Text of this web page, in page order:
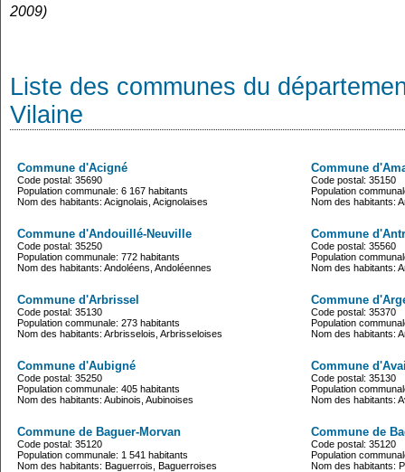
2009)
Liste des communes du
Vilaine
Commune d'Acigné
Code postal: 35690
Population communale: 6 167 habitants
Nom des habitants: Acignolais, Acignolaises
Commune
Code postal: 35150
Population
Nom des habitants:
Commune d'Andouillé-Neuville
Code postal: 35250
Population communale: 772 habitants
Nom des habitants: Andoléens, Andoléennes
Commune
Code postal: 35560
Population
Nom des habitants:
Commune d'Arbrissel
Code postal: 35130
Population communale: 273 habitants
Nom des habitants: Arbrisselois, Arbrisseloises
Commune
Code postal: 35370
Population
Nom des habitants:
Commune d'Aubigné
Code postal: 35250
Population communale: 405 habitants
Nom des habitants: Aubinois, Aubinoises
Commune
Code postal: 35130
Population
Nom des habitants:
Commune de Baguer-Morvan
Code postal: 35120
Population communale: 1 541 habitants
Nom des habitants: Baguerrois, Baguerroises
Commune de
Code postal: 35120
Population
Nom des habitants: